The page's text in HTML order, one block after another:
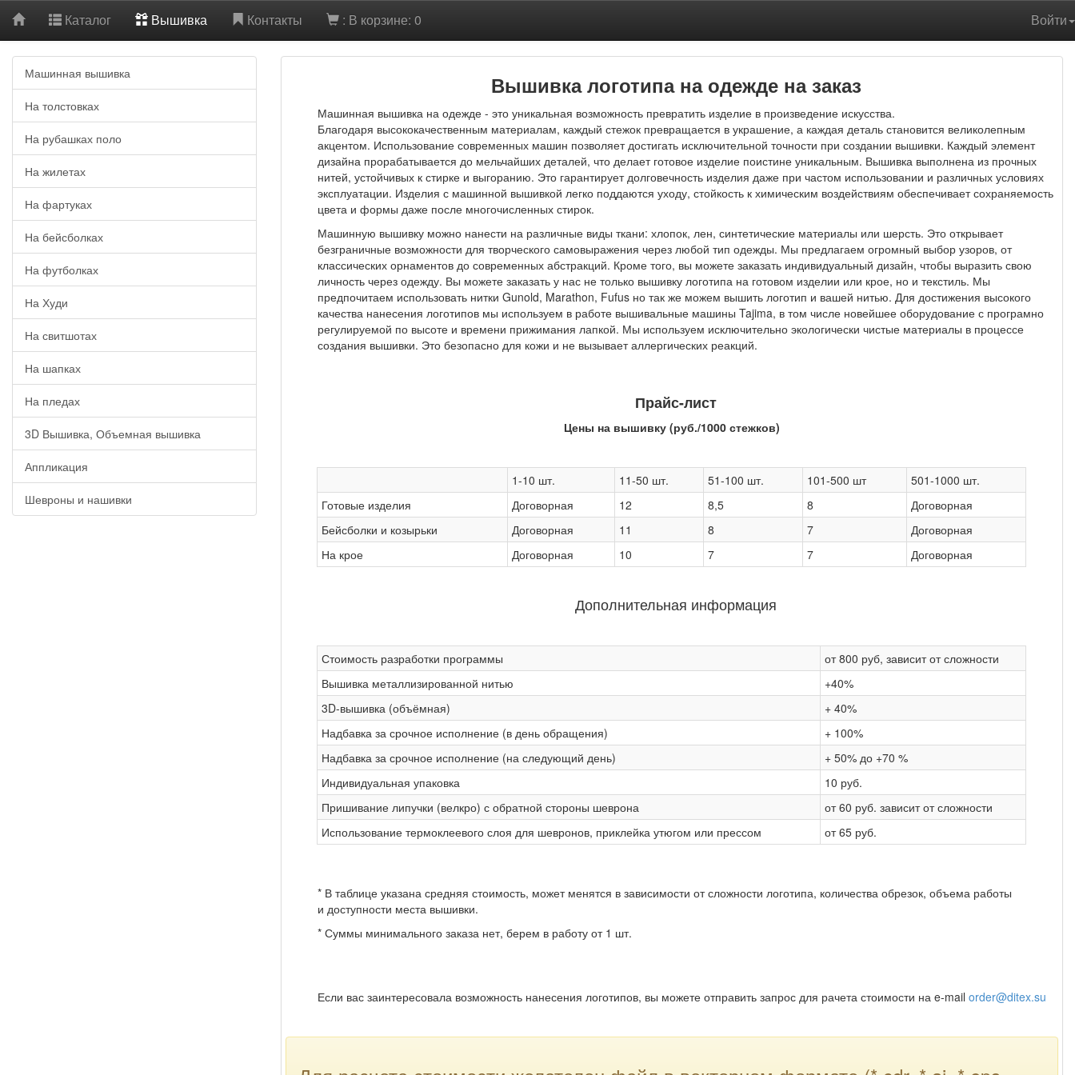
Войти
Каталог Вышивка Контакты : В корзине: 0
Машинная вышивка
На толстовках
На рубашках поло
На жилетах
На фартуках
На бейсболках
На футболках
На Худи
На свитшотах
На шапках
На пледах
3D Вышивка, Объемная вышивка
Аппликация
Шевроны и нашивки
Вышивка логотипа на одежде на заказ
Машинная вышивка на одежде - это уникальная возможность превратить изделие в произведение искусства.
Благодаря высококачественным материалам, каждый стежок превращается в украшение, а каждая деталь становится великолепным
акцентом. Использование современных машин позволяет достигать исключительной точности при создании вышивки. Каждый элемент
дизайна прорабатывается до мельчайших деталей, что делает готовое изделие поистине уникальным. Вышивка выполнена из прочных
нитей, устойчивых к стирке и выгоранию. Это гарантирует долговечность изделия даже при частом использовании и различных условиях
эксплуатации. Изделия с машинной вышивкой легко поддаются уходу, стойкость к химическим воздействиям обеспечивает сохраняемость
цвета и формы даже после многочисленных стирок.
Машинную вышивку можно нанести на различные виды ткани: хлопок, лен, синтетические материалы или шерсть. Это открывает
безграничные возможности для творческого самовыражения через любой тип одежды. Мы предлагаем огромный выбор узоров, от
классических орнаментов до современных абстракций. Кроме того, вы можете заказать индивидуальный дизайн, чтобы выразить свою
личность через одежду. Вы можете заказать у нас не только вышивку логотипа на готовом изделии или крое, но и текстиль. Мы
предпочитаем использовать нитки Gunold, Marathon, Fufus но так же можем вышить логотип и вашей нитью. Для достижения высокого
качества нанесения логотипов мы используем в работе вышивальные машины Tajima, в том числе новейшее оборудование с програмно
регулируемой по высоте и времени прижимания лапкой. Мы используем исключительно экологически чистые материалы в процессе
создания вышивки. Это безопасно для кожи и не вызывает аллергических реакций.
Прайс-лист
Цены на вышивку (руб./1000 стежков)
1-10 шт. 11-50 шт. 51-100 шт. 101-500 шт
501-1000 шт.
Готовые изделия
Договорная 12 8,5 8
Договорная
Бейсболки и козырьки
Договорная 11 8 7
Договорная
На крое
Договорная 10 7 7 Договорная
Дополнительная информация
Стоимость разработки программы
от 800 руб, зависит от сложности
Вышивка металлизированной нитью
+40%
3D-вышивка (объёмная)
+ 40%
Надбавка за срочное исполнение (в день обращения)
+ 100%
Надбавка за срочное исполнение (на следующий день)
+ 50% до +70 %
Индивидуальная упаковка
10 руб.
Пришивание липучки (велкро) с обратной стороны шеврона
от 60 руб. зависит от сложности
Использование термоклеевого слоя для шевронов, приклейка утюгом или прессом
от 65 руб.
* В таблице указана средняя стоимость, может менятся в зависимости от сложности логотипа, количества обрезок, объема работы
и доступности места вышивки.
* Суммы минимального заказа нет, берем в работу от 1 шт.
Если вас заинтересовала возможность нанесения логотипов, вы можете отправить запрос для рачета стоимости на e-mail order@ditex.su